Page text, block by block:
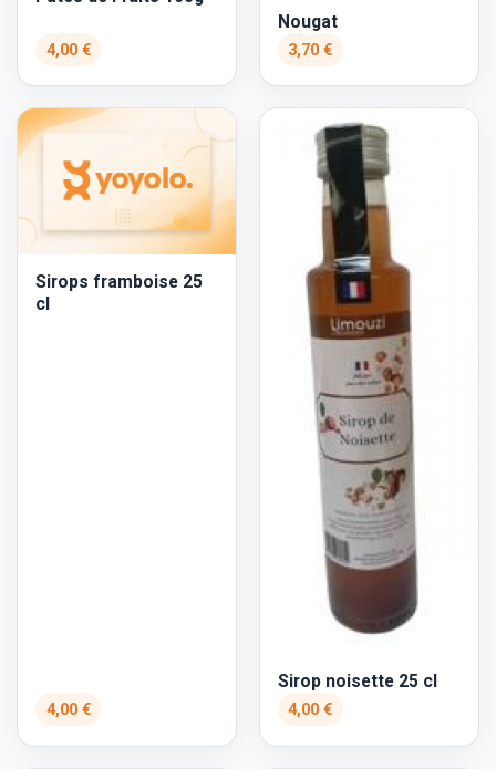
4,00 €
Nougat
3,70 €
Sirops framboise 25
cl
4,00 €
Sirop noisette 25 cl
4,00 €